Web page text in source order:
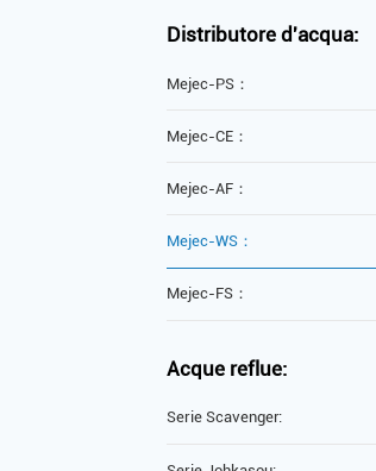
Distributore d'acqua:
Mejec-PS：
Mejec-CE：
Mejec-AF：
Mejec-WS：
Mejec-FS：
Acque reflue:
Serie Scavenger: